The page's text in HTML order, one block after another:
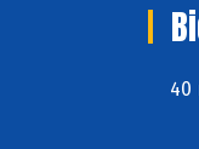
40